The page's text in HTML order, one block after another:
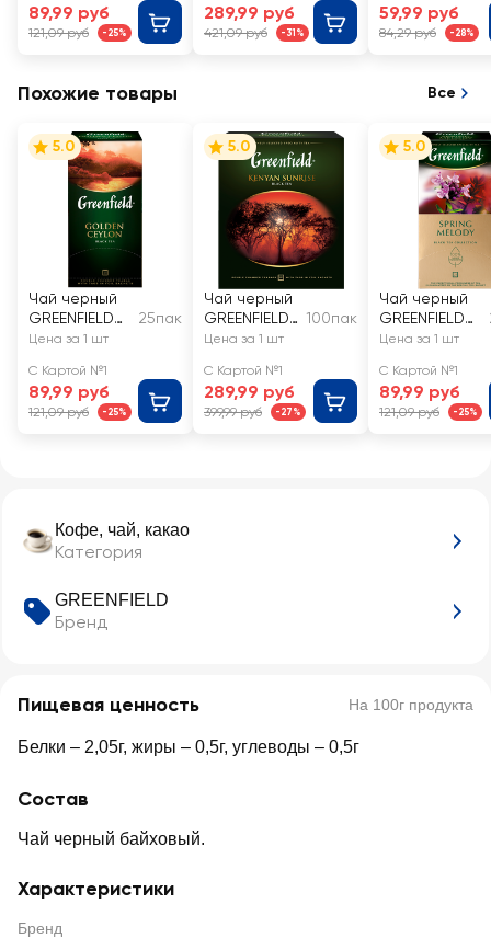
Кофе, чай, какао
Категория
GREENFIELD
Бренд
Пищевая ценность На 100г продукта
Белки – 2,05г, жиры – 0,5г, углеводы – 0,5г
Состав
Чай черный байховый.
Характеристики
Бренд
89,99 руб
121,09 руб -25%
289,99 руб
421,09 руб -31%
59,99 руб
84,29 руб -28%
Похожие товары Все
5.0
Чай черный
GREENFIELD
Golden
25пак
Цена за 1 шт
С Картой №1
89,99 руб
121,09 руб -25%
5.0
Чай черный
GREENFIELD
Kenyan
100пак
Цена за 1 шт
С Картой №1
289,99 руб
399,99 руб -27%
5.0
Чай черный
GREENFIELD
Spring Melody
Цена за 1 шт
С Картой №1
89,99 руб
121,09 руб -25%